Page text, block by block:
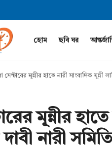
হোম ছবি ঘর
সেন্টারের মূন্নীর হাতে নারী সাংবাদিক মুন্নী
মূন্নীর
নারী